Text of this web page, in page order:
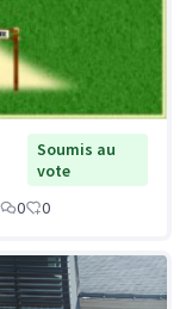
Soumis au
vote
0 0